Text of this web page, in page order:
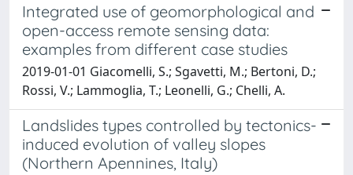
Integrated use of geomorphological and
open-access remote sensing data:
examples from different case studies
2019-01-01 Giacomelli, S.; Sgavetti, M.; Bertoni, D.;
Rossi, V.; Lammoglia, T.; Leonelli, G.; Chelli, A.
Landslides types controlled by tectonics-
induced evolution of valley slopes
(Northern Apennines, Italy)